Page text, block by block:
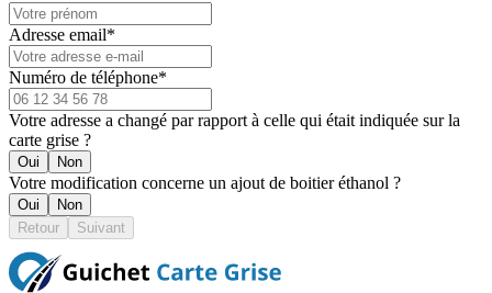
Adresse email*
Numéro de téléphone*
Votre adresse a changé par rapport à celle qui était indiquée sur la
carte grise ?
Oui Non
Votre modification concerne un ajout de boitier éthanol ?
Oui
Non
Retour
Suivant